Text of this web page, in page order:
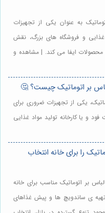
به عنوان یکی از تجهیزات
و فروشگاه های بزرگ، نقش
ایفا می کند. | مشاهده و
بر اتوماتیک چیست؟ 🤔
یکی از تجهیزات ضروری برای
و یا کارخانه تولید مواد غذایی
را برای خانه انتخاب
بر اتوماتیک مناسب برای خانه
ی ساندویچ ها و پیش غذاهای